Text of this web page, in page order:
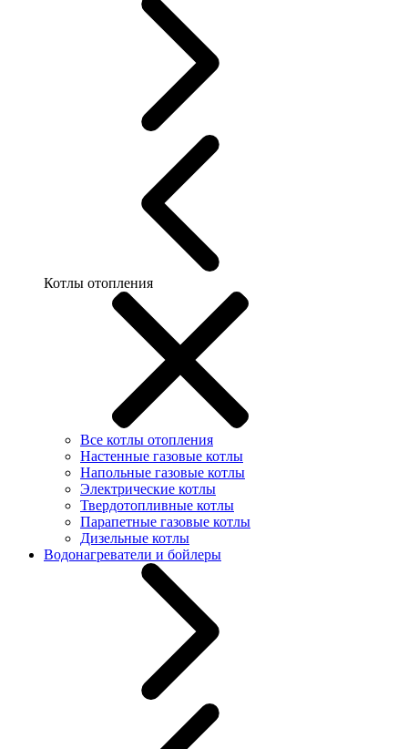
Котлы отопления
Все котлы отопления
Настенные газовые котлы
Напольные газовые котлы
Электрические котлы
Твердотопливные котлы
Парапетные газовые котлы
Дизельные котлы
Водонагреватели и бойлеры